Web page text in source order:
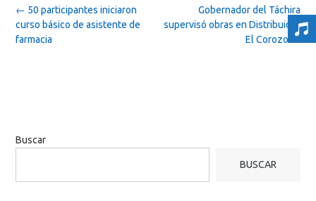
Post
navigation
Gobernador del Táchira
supervisó obras en Distribuidor
El Corozo
→
← 50 participantes iniciaron
curso básico de asistente de
farmacia
Buscar
BUSCAR